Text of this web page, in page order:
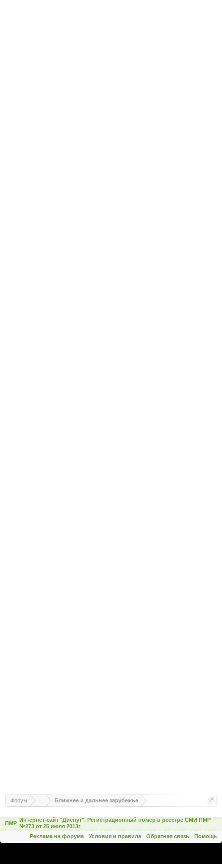
Форум Ближнее и дальнее зарубежье
ПМР
Интернет-сайт "Диспут". Регистрационный номер в реестре СМИ ПМР
№273 от 25 июля 2013г
Реклама на форуме
Условия и правила Обратная связь Помощь